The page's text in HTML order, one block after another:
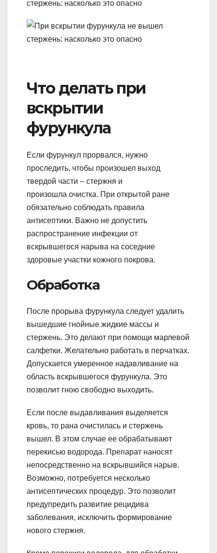
Что делать при
вскрытии
фурункула
Если фурункул прорвался, нужно
проследить, чтобы произошел выход
твердой части – стержня и
произошла очистка. При открытой ране
обязательно соблюдать правила
антисептики. Важно не допустить
распространение инфекции от
вскрывшегося нарыва на соседние
здоровые участки кожного покрова.
Обработка
После прорыва фурункула следует удалить
вышедшие гнойные жидкие массы и
стержень. Это делают при помощи марлевой
салфетки. Желательно работать в перчатках.
Допускается умеренное надавливание на
область вскрывшегося фурункула. Это
позволит гною свободно выходить.
Если после выдавливания выделяется
кровь, то рана очистилась и стержень
вышел. В этом случае ее обрабатывают
перекисью водорода. Препарат наносят
непосредственно на вскрывшийся нарыв.
Возможно, потребуется несколько
антисептических процедур. Это позволит
предупредить развитие рецидива
заболевания, исключить формирование
нового стержня.